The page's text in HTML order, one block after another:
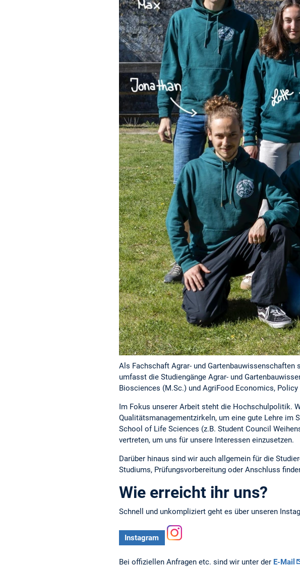
Als Fachschaft Agrar- und
umfasst die Studiengänge Agrar- und
Biosciences (M.Sc.) und AgriFood Economics, Policy
Im Fokus unserer Arbeit steht die Hochschulpolitik.
Qualitätsmanagementzirkeln, um eine gute Lehre im
School of Life Sciences (z.B. Student Council
vertreten, um uns für unsere Interessen einzusetzen.
Darüber hinaus sind wir auch allgemein für die
Studiums, Prüfungsvorbereitung oder Anschluss
Wie erreicht ihr uns?
Schnell und unkompliziert geht es über unseren
Instagram
Bei offiziellen Anfragen etc. sind wir unter der E-Mail